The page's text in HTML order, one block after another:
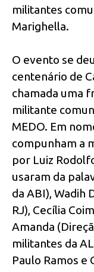
militantes
Marighella.
O evento se
centenário de
chamada uma
militante
MEDO. Em
compunham a
por Luiz
usaram da
da ABI), Wadih
RJ), Cecília
Amanda
militantes da
Paulo Ramos e